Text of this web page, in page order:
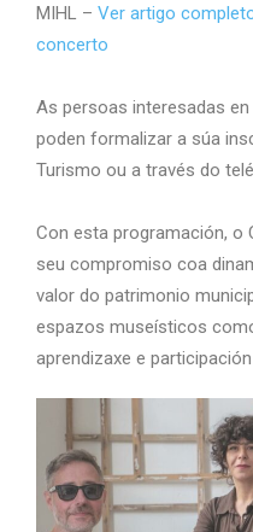
MIHL – Ver artigo
concerto
As persoas interesadas
poden formalizar a súa
Turismo ou a través do
Con esta programación, o
seu compromiso coa
valor do patrimonio
espazos museísticos
aprendizaxe e